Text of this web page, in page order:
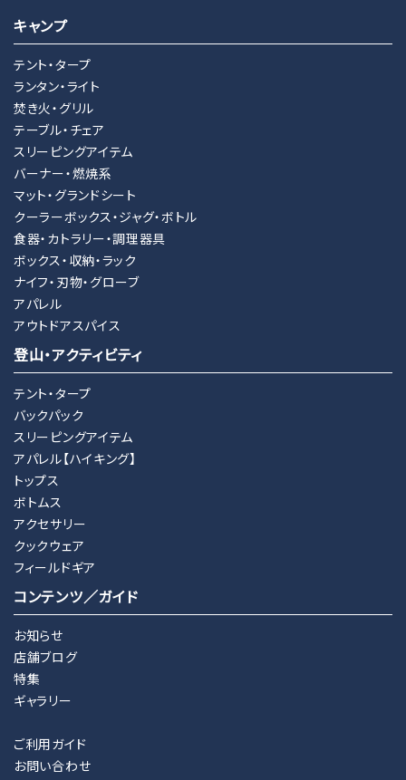
キーワード
カテゴリー
キャンプ
テント・タープ
ランタン・ライト
焚き火・グリル
テーブル・チェア
スリーピングアイテム
バーナー・燃焼系
マット・グランドシート
クーラーボックス・ジャグ・ボトル
食器・カトラリー・調理器具
ボックス・収納・ラック
ナイフ・刃物・グローブ
アパレル
アウトドアスパイス
登山・アクティビティ
テント・タープ
バックパック
スリーピングアイテム
アパレル【ハイキング】
トップス
ボトムス
アクセサリー
クックウェア
フィールドギア
コンテンツ／ガイド
お知らせ
店舗ブログ
特集
ギャラリー
ご利用ガイド
お問い合わせ